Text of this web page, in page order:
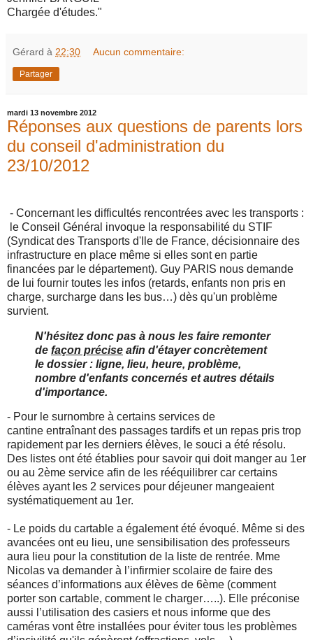
Chargée d'études."
Gérard à 22:30 Aucun commentaire:
Partager
mardi 13 novembre 2012
Réponses aux questions de parents lors
du conseil d'administration du
23/10/2012
- Concernant les difficultés rencontrées avec les transports :
le Conseil Général invoque la responsabilité du STIF
(Syndicat des Transports d'Ile de France, décisionnaire des
infrastructure en place même si elles sont en partie
financées par le département). Guy PARIS nous demande
de lui fournir toutes les infos (retards, enfants non pris en
charge, surcharge dans les bus…) dès qu'un problème
survient.
N'hésitez donc pas à nous les faire remonter
de façon précise afin d'étayer concrètement
le dossier : ligne, lieu, heure, problème,
nombre d'enfants concernés et autres détails
d'importance.
- Pour le surnombre à certains services de
cantine entraînant des passages tardifs et un repas pris trop
rapidement par les derniers élèves, le souci a été résolu.
Des listes ont été établies pour savoir qui doit manger au 1er
ou au 2ème service afin de les rééquilibrer car certains
élèves ayant les 2 services pour déjeuner mangeaient
systématiquement au 1er.
- Le poids du cartable a également été évoqué. Même si des
avancées ont eu lieu, une sensibilisation des professeurs
aura lieu pour la constitution de la liste de rentrée. Mme
Nicolas va demander à l’infirmier scolaire de faire des
séances d’informations aux élèves de 6ème (comment
porter son cartable, comment le charger…..). Elle préconise
aussi l’utilisation des casiers et nous informe que des
caméras vont être installées pour éviter tous les problèmes